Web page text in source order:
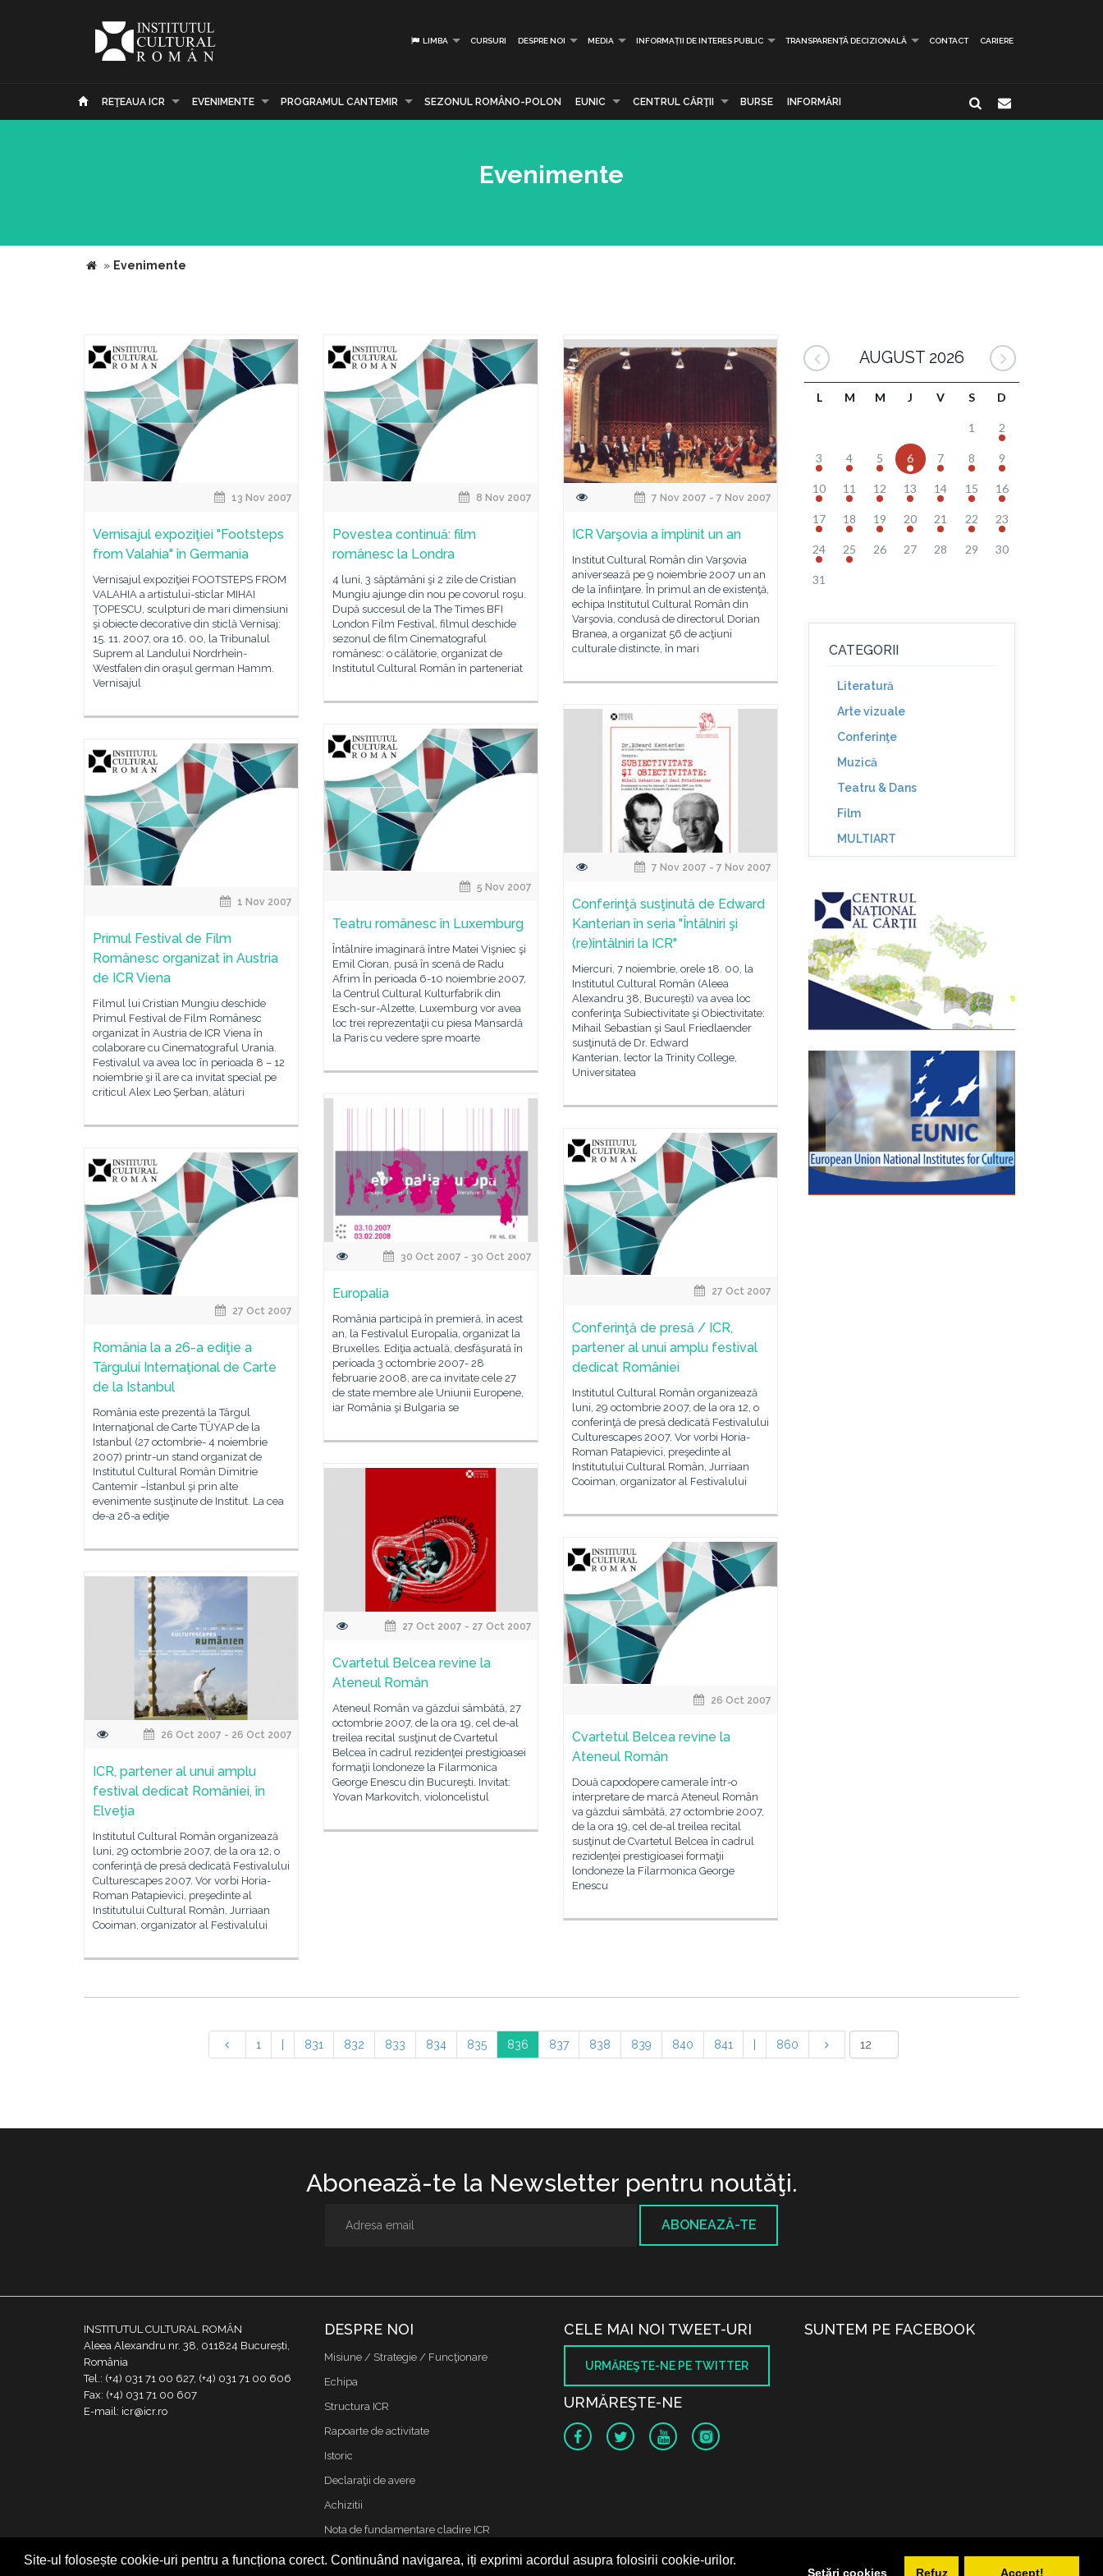
Site-ul folosește cookie-uri pentru a funcționa corect. Continuând navigarea, iți exprimi acordul asupra folosirii cookie-urilor.
Setări cookies Refuz Accept!
LIMBA CURSURI DESPRE NOI MEDIA INFORMAȚII DE INTERES PUBLIC TRANSPARENȚĂ DECIZIONALĂ CONTACT CARIERE
REŢEAUA ICR EVENIMENTE PROGRAMUL CANTEMIR SEZONUL ROMÂNO-POLON EUNIC CENTRUL CĂRŢII BURSE INFORMĂRI
Evenimente
» Evenimente
13 Nov 2007
Vernisajul expoziţiei "Footsteps
from Valahia" în Germania
Vernisajul expoziţiei FOOTSTEPS FROM
VALAHIA a artistului-sticlar MIHAI
ŢOPESCU, sculpturi de mari dimensiuni
şi obiecte decorative din sticlă Vernisaj:
15. 11. 2007, ora 16. 00, la Tribunalul
Suprem al Landului Nordrhein-
Westfalen din oraşul german Hamm.
Vernisajul
8 Nov 2007
Povestea continuă: film
românesc la Londra
4 luni, 3 săptămâni şi 2 zile de Cristian
Mungiu ajunge din nou pe covorul roşu.
După succesul de la The Times BFI
London Film Festival, filmul deschide
sezonul de film Cinematograful
românesc: o călătorie, organizat de
Institutul Cultural Român în parteneriat
7 Nov 2007 - 7 Nov 2007
ICR Varşovia a împlinit un an
Institut Cultural Român din Varşovia
aniversează pe 9 noiembrie 2007 un an
de la înfiinţare. În primul an de existenţă,
echipa Institutul Cultural Român din
Varşovia, condusă de directorul Dorian
Branea, a organizat 56 de acţiuni
culturale distincte, în mari
7 Nov 2007 - 7 Nov 2007
Conferinţă susţinută de Edward
Kanterian în seria "Întâlniri şi
(re)întâlniri la ICR"
Miercuri, 7 noiembrie, orele 18. 00, la
Institutul Cultural Român (Aleea
Alexandru 38, Bucureşti) va avea loc
conferinţa Subiectivitate şi Obiectivitate:
Mihail Sebastian şi Saul Friedlaender
susţinută de Dr. Edward
Kanterian, lector la Trinity College,
Universitatea
5 Nov 2007
Teatru românesc în Luxemburg
Întâlnire imaginară între Matei Vişniec şi
Emil Cioran, pusă în scenă de Radu
Afrim În perioada 6-10 noiembrie 2007,
la Centrul Cultural Kulturfabrik din
Esch-sur-Alzette, Luxemburg vor avea
loc trei reprezentaţii cu piesa Mansardă
la Paris cu vedere spre moarte
1 Nov 2007
Primul Festival de Film
Românesc organizat în Austria
de ICR Viena
Filmul lui Cristian Mungiu deschide
Primul Festival de Film Românesc
organizat în Austria de ICR Viena în
colaborare cu Cinematograful Urania.
Festivalul va avea loc în perioada 8 – 12
noiembrie şi îl are ca invitat special pe
criticul Alex Leo Şerban, alături
30 Oct 2007 - 30 Oct 2007
Europalia
România participă în premieră, în acest
an, la Festivalul Europalia, organizat la
Bruxelles. Ediţia actuală, desfăşurată în
perioada 3 octombrie 2007- 28
februarie 2008, are ca invitate cele 27
de state membre ale Uniunii Europene,
iar România şi Bulgaria se
27 Oct 2007
Conferinţă de presă / ICR,
partener al unui amplu festival
dedicat României
Institutul Cultural Român organizează
luni, 29 octombrie 2007, de la ora 12, o
conferinţă de presă dedicată Festivalului
Culturescapes 2007. Vor vorbi Horia-
Roman Patapievici, preşedinte al
Institutului Cultural Român, Jurriaan
Cooiman, organizator al Festivalului
27 Oct 2007
România la a 26-a ediţie a
Târgului Internaţional de Carte
de la Istanbul
România este prezentă la Târgul
Internaţional de Carte TÜYAP de la
Istanbul (27 octombrie- 4 noiembrie
2007) printr-un stand organizat de
Institutul Cultural Român Dimitrie
Cantemir –İstanbul şi prin alte
evenimente susţinute de Institut. La cea
de-a 26-a ediţie
27 Oct 2007 - 27 Oct 2007
Cvartetul Belcea revine la
Ateneul Român
Ateneul Român va găzdui sâmbătă, 27
octombrie 2007, de la ora 19, cel de-al
treilea recital susţinut de Cvartetul
Belcea în cadrul rezidenţei prestigioasei
formaţii londoneze la Filarmonica
George Enescu din Bucureşti. Invitat:
Yovan Markovitch, violoncelistul
26 Oct 2007
Cvartetul Belcea revine la
Ateneul Român
Două capodopere camerale într-o
interpretare de marcă Ateneul Român
va găzdui sâmbătă, 27 octombrie 2007,
de la ora 19, cel de-al treilea recital
susţinut de Cvartetul Belcea în cadrul
rezidenţei prestigioasei formaţii
londoneze la Filarmonica George
Enescu
26 Oct 2007 - 26 Oct 2007
ICR, partener al unui amplu
festival dedicat României, în
Elveţia
Institutul Cultural Român organizează
luni, 29 octombrie 2007, de la ora 12, o
conferinţă de presă dedicată Festivalului
Culturescapes 2007. Vor vorbi Horia-
Roman Patapievici, preşedinte al
Institutului Cultural Român, Jurriaan
Cooiman, organizator al Festivalului
AUGUST 2026
L M M J V S D
1 2
3 4 5 6 7 8 9
10 11 12 13 14 15 16
17 18 19 20 21 22 23
24 25 26 27 28 29 30
31
CATEGORII
Literatură
Arte vizuale
Conferinţe
Muzică
Teatru & Dans
Film
MULTIART
1 831 832 833 834 835 836 837 838 839 840 841 860
Abonează-te la Newsletter pentru noutăţi.
ABONEAZĂ-TE
INSTITUTUL CULTURAL ROMÂN
Aleea Alexandru nr. 38, 011824 București,
România
Tel.: (+4) 031 71 00 627, (+4) 031 71 00 606
Fax: (+4) 031 71 00 607
E-mail: icr@icr.ro
DESPRE NOI
Misiune / Strategie / Funcţionare
Echipa
Structura ICR
Rapoarte de activitate
Istoric
Declaraţii de avere
Achizitii
Nota de fundamentare cladire ICR
Contact
CELE MAI NOI TWEET-URI
URMĂREŞTE-NE PE TWITTER
URMĂREŞTE-NE
SUNTEM PE FACEBOOK